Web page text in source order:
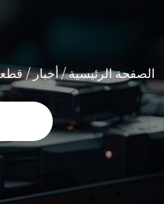
الصفحة الرئيسية/أخبار/